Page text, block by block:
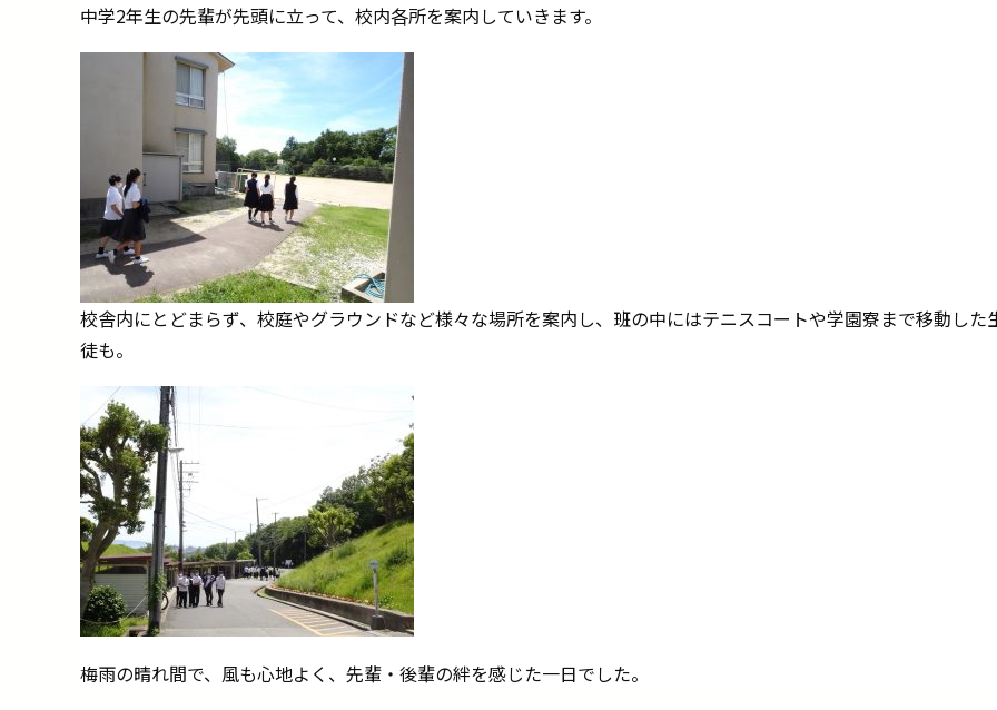
中学2年生の先輩が先頭に立って、校内各所を案内していきます。
校舎内にとどまらず、校庭やグラウンドなど様々な場所を案内し、班の中にはテニスコートや学園寮まで移動した
徒も。
梅雨の晴れ間で、風も心地よく、先輩・後輩の絆を感じた一日でした。